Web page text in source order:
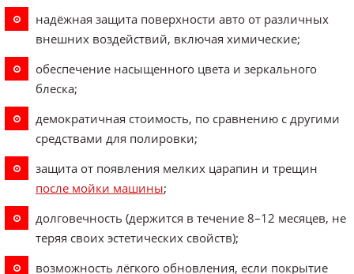
надёжная защита поверхности авто от различных
внешних воздействий, включая химические;
обеспечение насыщенного цвета и зеркального
блеска;
демократичная стоимость, по сравнению с другими
средствами для полировки;
защита от появления мелких царапин и трещин
после мойки машины;
долговечность (держится в течение 8–12 месяцев, не
теряя своих эстетических свойств);
возможность лёгкого обновления, если покрытие